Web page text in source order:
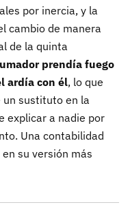
por inercia, y la
cambio de manera
de la quinta
prendía fuego
ardía con él, lo que
un sustituto en la
explicar a nadie por
Una contabilidad
su versión más